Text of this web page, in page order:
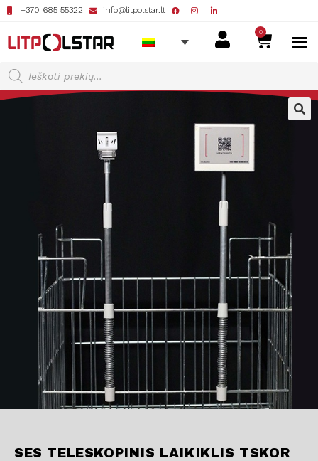
+370 685 55322 info@litpolstar.lt
0
SES TELESKOPINIS LAIKIKLIS TSKOR